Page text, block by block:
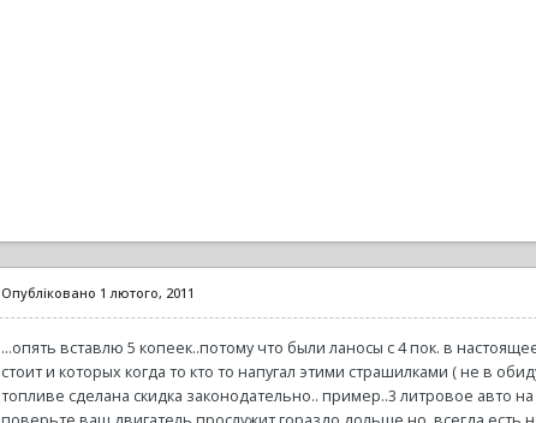
Опубліковано 1 лютого, 2011
...опять вставлю 5 копеек..потому что были ланосы с 4 пок. в
стоит и которых когда то кто то напугал этими страшилками ( не в
топливе сделана скидка законодательно.. пример..3 литровое авто